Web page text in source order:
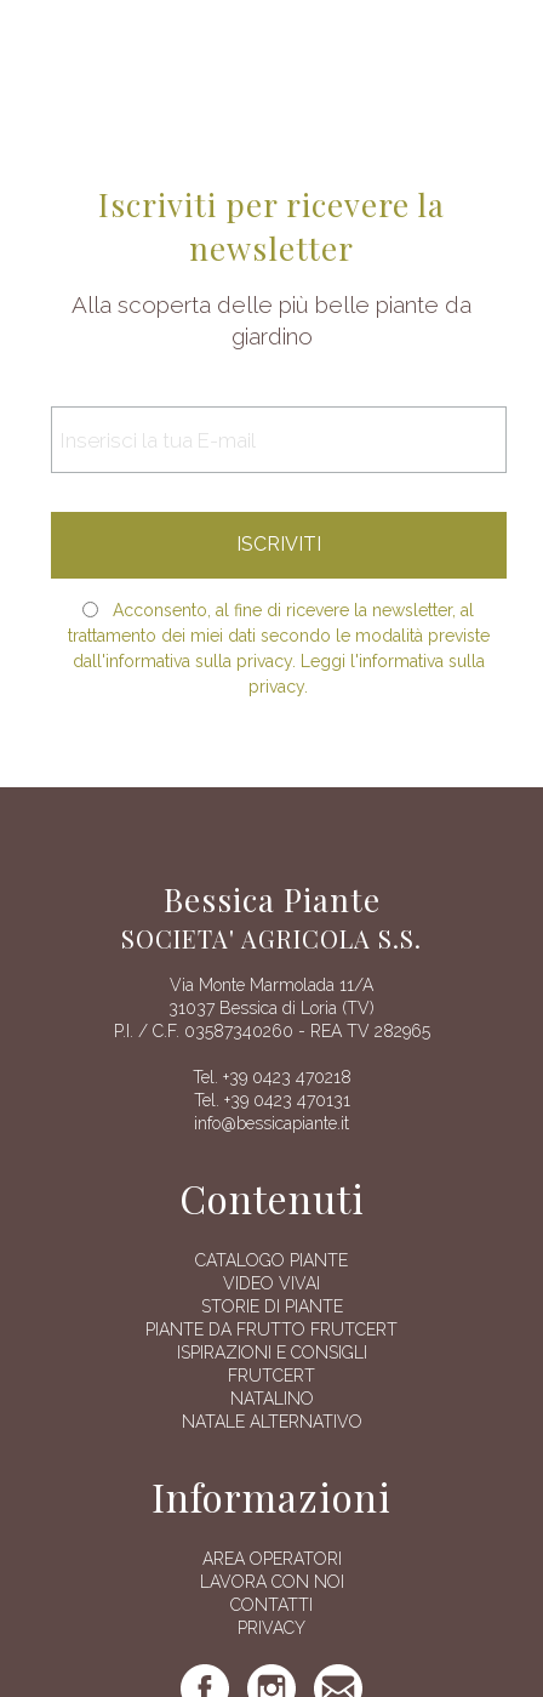
Iscriviti per ricevere la
newsletter
Alla scoperta delle più belle piante da
giardino
Acconsento, al fine di ricevere la newsletter, al
trattamento dei miei dati secondo le modalità previste
dall'informativa sulla privacy. Leggi l'informativa sulla
privacy.
Bessica Piante
SOCIETA' AGRICOLA S.S.
Via Monte Marmolada 11/A
31037 Bessica di Loria (TV)
P.I. / C.F. 03587340260 - REA TV 282965
Tel. +39 0423 470218
Tel. +39 0423 470131
info@bessicapiante.it
Contenuti
CATALOGO PIANTE
VIDEO VIVAI
STORIE DI PIANTE
PIANTE DA FRUTTO FRUTCERT
ISPIRAZIONI E CONSIGLI
FRUTCERT
NATALINO
NATALE ALTERNATIVO
Informazioni
AREA OPERATORI
LAVORA CON NOI
CONTATTI
PRIVACY